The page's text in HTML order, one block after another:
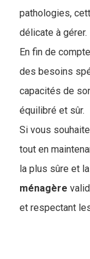
pathologies,
délicate à gérer.
En fin de
des besoins
capacités de
équilibré et sûr.
Si vous
tout en
la plus sûre et
ménagère
et respectant